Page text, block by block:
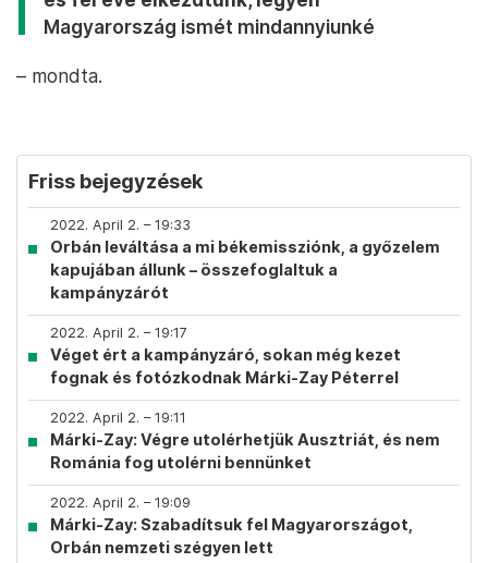
Magyarország ismét mindannyiunké
– mondta.
Friss bejegyzések
2022. April 2. – 19:33
Orbán leváltása a mi békemissziónk, a győzelem
kapujában állunk – összefoglaltuk a
kampányzárót
2022. April 2. – 19:17
Véget ért a kampányzáró, sokan még kezet
fognak és fotózkodnak Márki-Zay Péterrel
2022. April 2. – 19:11
Márki-Zay: Végre utolérhetjük Ausztriát, és nem
Románia fog utolérni bennünket
2022. April 2. – 19:09
Márki-Zay: Szabadítsuk fel Magyarországot,
Orbán nemzeti szégyen lett